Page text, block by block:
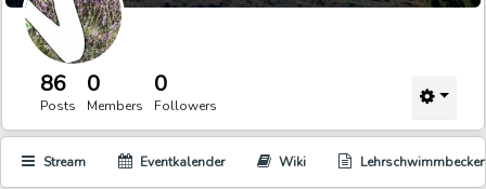
86
Posts
0
Members
0
Followers
Stream Eventkalender Wiki Lehrschwimmbecken